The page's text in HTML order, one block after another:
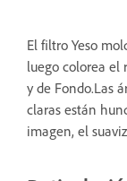
El filtro Yeso
luego colorea el
y de Fondo.Las
claras están
imagen, el